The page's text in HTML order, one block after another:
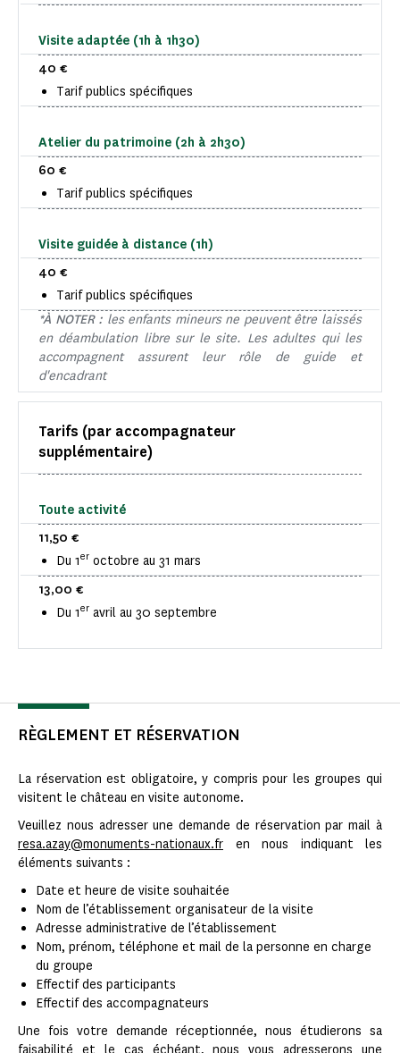
Visite adaptée (1h à 1h30)
Tarif publics spécifiques
40 €
Atelier du patrimoine (2h à 2h30)
Tarif publics spécifiques
60 €
Visite guidée à distance (1h)
Tarif publics spécifiques
40 €
*À NOTER : les enfants mineurs ne peuvent être laissés
en déambulation libre sur le site. Les adultes qui les
accompagnent assurent leur rôle de guide et
d'encadrant
Tarifs (par accompagnateur
supplémentaire)
Toute activité
Du 1er octobre au 31 mars
11,50 €
Du 1er avril au 30 septembre
13,00 €
RÈGLEMENT ET RÉSERVATION
La réservation est obligatoire, y compris pour les groupes qui
visitent le château en visite autonome.
Veuillez nous adresser une demande de réservation par mail à
resa.azay@monuments-nationaux.fr en nous indiquant les
éléments suivants :
Date et heure de visite souhaitée
Nom de l’établissement organisateur de la visite
Adresse administrative de l’établissement
Nom, prénom, téléphone et mail de la personne en charge
du groupe
Effectif des participants
Effectif des accompagnateurs
Une fois votre demande réceptionnée, nous étudierons sa